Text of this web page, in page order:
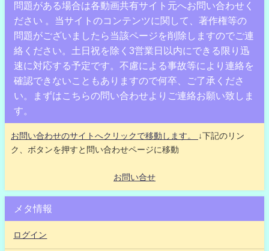
問題がある場合は各動画共有サイト元へお問い合わせく
ださい 。当サイトのコンテンツに関して、著作権等の
問題がございましたら当該ページを削除しますのでご連
絡ください。土日祝を除く3営業日以内にできる限り迅
速に対応する予定です。不慮による事故等により連絡を
確認できないこともありますので何卒、ご了承くださ
い。まずはこちらの問い合わせよりご連絡お願い致しま
す。
お問い合わせのサイトへクリックで移動します。
↓下記のリン
ク、ボタンを押すと問い合わせページに移動
お問い合せ
メタ情報
ログイン